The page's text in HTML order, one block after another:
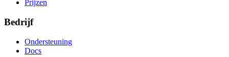
Prijzen
Bedrijf
Ondersteuning
Docs